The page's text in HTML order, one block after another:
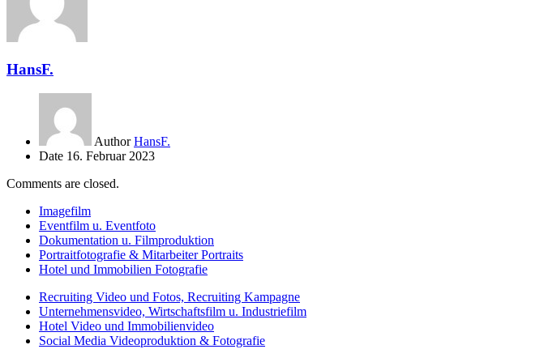
HansF.
Author HansF.
Date 16. Februar 2023
Comments are closed.
Imagefilm
Eventfilm u. Eventfoto
Dokumentation u. Filmproduktion
Portraitfotografie & Mitarbeiter Portraits
Hotel und Immobilien Fotografie
Recruiting Video und Fotos, Recruiting Kampagne
Unternehmensvideo, Wirtschaftsfilm u. Industriefilm
Hotel Video und Immobilienvideo
Social Media Videoproduktion & Fotografie